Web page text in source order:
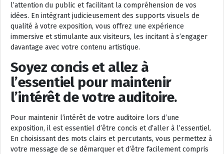
l’attention du public et facilitant la compréhension de vos
idées. En intégrant judicieusement des supports visuels de
qualité à votre exposition, vous offrez une expérience
immersive et stimulante aux visiteurs, les incitant à s’engager
davantage avec votre contenu artistique.
Soyez concis et allez à
l’essentiel pour maintenir
l’intérêt de votre auditoire.
Pour maintenir l’intérêt de votre auditoire lors d’une
exposition, il est essentiel d’être concis et d’aller à l’essentiel.
En choisissant des mots clairs et percutants, vous permettez à
votre message de se démarquer et d’être facilement compris